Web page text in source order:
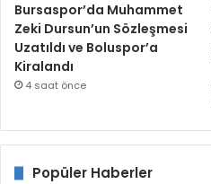
Bursaspor’da Muhammet
Zeki Dursun’un Sözleşmesi
Uzatıldı ve Boluspor’a
Kiralandı
4 saat önce
Popüler Haberler